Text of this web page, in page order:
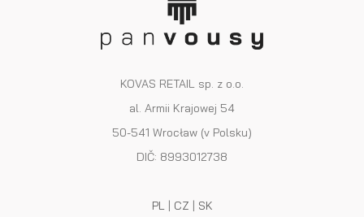
KOVAS RETAIL sp. z o.o.
al. Armii Krajowej 54
50-541 Wrocław (v Polsku)
DIČ: 8993012738
PL| CZ SK